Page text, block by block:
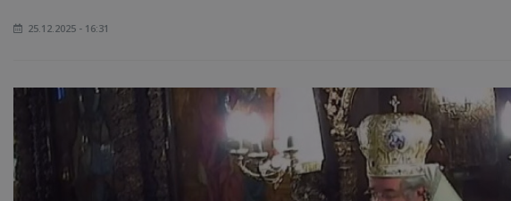
25.12.2025 - 16:31